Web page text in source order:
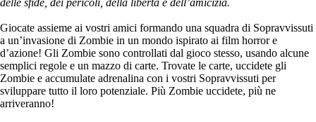
delle sfide, dei pericoli, della libertà e dell’amicizia.
Giocate assieme ai vostri amici formando una squadra di Sopravvissuti
a un’invasione di Zombie in un mondo ispirato ai film horror e
d’azione! Gli Zombie sono controllati dal gioco stesso, usando alcune
semplici regole e un mazzo di carte. Trovate le carte, uccidete gli
Zombie e accumulate adrenalina con i vostri Sopravvissuti per
sviluppare tutto il loro potenziale. Più Zombie uccidete, più ne
arriveranno!